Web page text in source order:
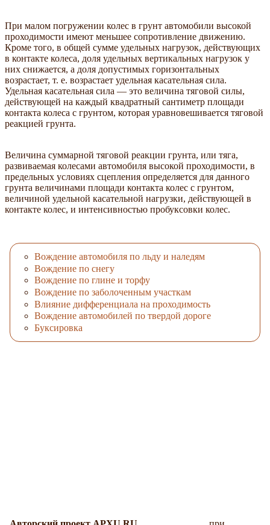
При малом погружении колес в грунт автомобили высокой
проходимости имеют меньшее сопротивление движению.
Кроме того, в общей сумме удельных нагрузок, действующих
в контакте колеса, доля удельных вертикальных нагрузок у
них снижается, а доля допустимых горизонтальных
возрастает, т. е. возрастает удельная касательная сила.
Удельная касательная сила — это величина тяговой силы,
действующей на каждый квадратный сантиметр площади
контакта колеса с грунтом, которая уравновешивается тяговой
реакцией грунта.
Величина суммарной тяговой реакции грунта, или тяга,
развиваемая колесами автомобиля высокой проходимости, в
предельных условиях сцепления определяется для данного
грунта величинами площади контакта колес с грунтом,
величиной удельной касательной нагрузки, действующей в
контакте колес, и интенсивностью пробуксовки колес.
Вождение автомобиля по льду и наледям
Вождение по снегу
Вождение по глине и торфу
Вождение по заболоченным участкам
Влияние дифференциала на проходимость
Вождение автомобилей по твердой дороге
Буксировка